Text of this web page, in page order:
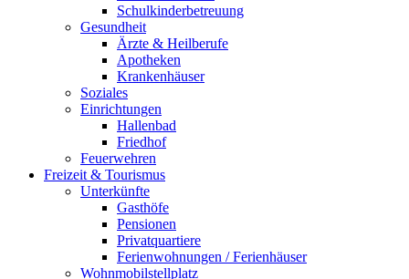
Schulkinderbetreuung
Gesundheit
Ärzte & Heilberufe
Apotheken
Krankenhäuser
Soziales
Einrichtungen
Hallenbad
Friedhof
Feuerwehren
Freizeit & Tourismus
Unterkünfte
Gasthöfe
Pensionen
Privatquartiere
Ferienwohnungen / Ferienhäuser
Wohnmobilstellplatz